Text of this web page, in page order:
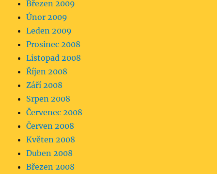
Březen 2009
Únor 2009
Leden 2009
Prosinec 2008
Listopad 2008
Říjen 2008
Září 2008
Srpen 2008
Červenec 2008
Červen 2008
Květen 2008
Duben 2008
Březen 2008